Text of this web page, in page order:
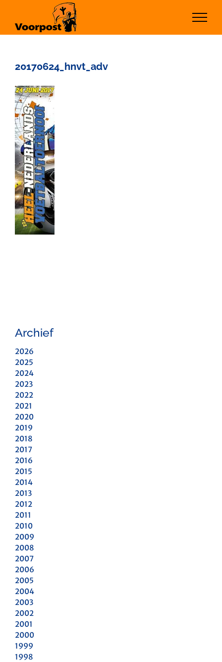
inhoud
20170624_hnvt_adv
Archief
2026
2025
2024
2023
2022
2021
2020
2019
2018
2017
2016
2015
2014
2013
2012
2011
2010
2009
2008
2007
2006
2005
2004
2003
2002
2001
2000
1999
1998